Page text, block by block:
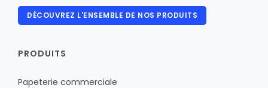
DÉCOUVREZ L'ENSEMBLE DE NOS PRODUITS
PRODUITS
Papeterie commerciale